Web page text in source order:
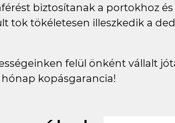
biztosítanak a portokhoz
tok tökéletesen illeszkedik a
felül önként vállalt
kopásgarancia!